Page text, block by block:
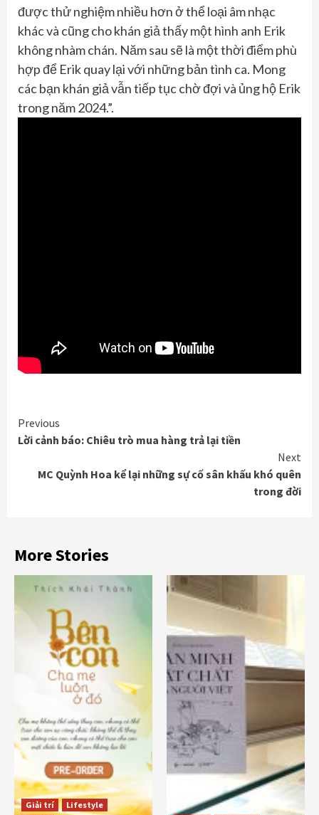
được thử nghiệm nhiều hơn ở thể loại âm nhạc
khác và cũng cho khán giả thấy một hình anh Erik
không nhàm chán. Năm sau sẽ là một thời điểm phù
hợp để Erik quay lại với những bản tình ca. Mong
các bạn khán giả vẫn tiếp tục chờ đợi và ủng hộ Erik
trong năm 2024.”.
Continue
Reading
Previous
Lời cảnh báo: Chiêu trò mua hàng trả lại tiền
Next
MC Quỳnh Hoa kể lại những sự cố sân khấu khó quên
trong đời
More Stories
Giải trí
Lifestyle